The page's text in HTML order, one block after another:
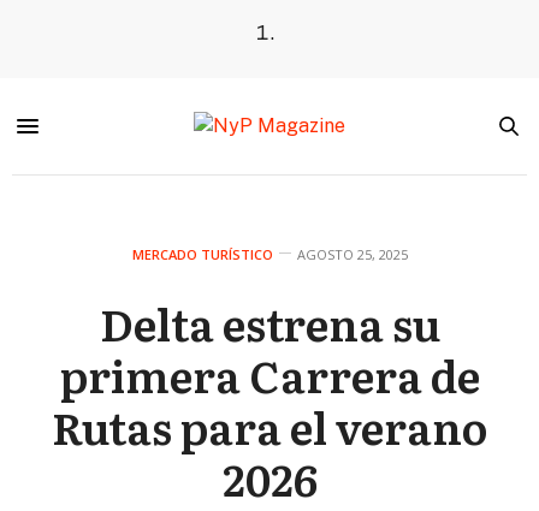
MERCADO TURÍSTICO AGOSTO 25, 2025
Delta estrena su
primera Carrera de
Rutas para el verano
2026